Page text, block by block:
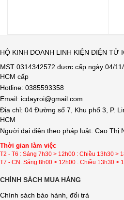
HỘ KINH DOANH LINH KIỆN ĐIỆN TỬ
MST 0314342572 được cấp ngày 04/
HCM cấp
Hotline: 0385593358
Email: icdayroi@gmail.com
Địa chỉ: 04 Đường số 7, Khu phố 3, P.
HCM
Người đại diện theo pháp luật: Cao Thị
Thời gian làm việc
T2 - T6 : Sáng 7h30 > 12h00 : Chiều 13h30 >
T7 - CN: Sáng 8h00 > 12h00 : Chiều 13h30 >
CHÍNH SÁCH MUA HÀNG
Chính sách bảo hành, đổi trả